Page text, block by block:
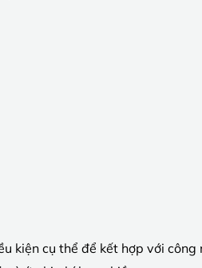
kiện cụ thể để kết hợp với